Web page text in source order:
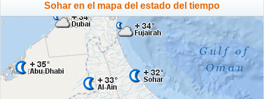
Sohar en el mapa del estado del tiempo